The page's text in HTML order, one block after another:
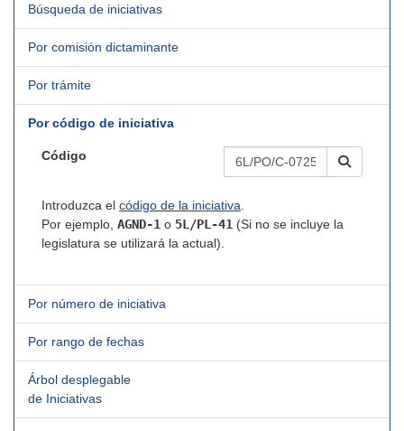
Búsqueda de iniciativas
Por comisión dictaminante
Por trámite
Por código de iniciativa
Código
Introduzca el código de la iniciativa.
Por ejemplo, AGND-1 o 5L/PL-41 (Si no se incluye la
legislatura se utilizará la actual).
Por número de iniciativa
Por rango de fechas
Árbol desplegable
de Iniciativas